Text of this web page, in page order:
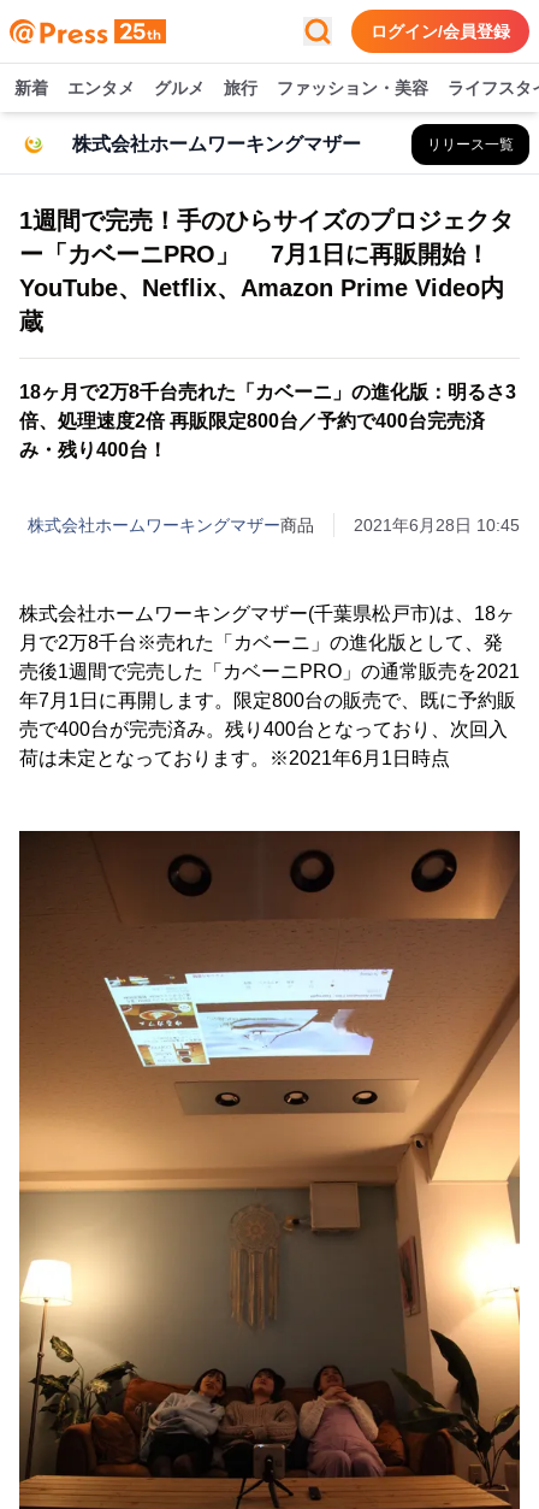
ログイン/会員登録
新着 エンタメ グルメ 旅行 ファッション・美容 ライフスタ
株式会社ホームワーキングマザー リリース一覧
1週間で完売！手のひらサイズのプロジェクタ
ー「カベーニPRO」 7月1日に再販開始！
YouTube、Netflix、Amazon Prime Video内
蔵
18ヶ月で2万8千台売れた「カベーニ」の進化版：明るさ3
倍、処理速度2倍 再販限定800台／予約で400台完売済
み・残り400台！
株式会社ホームワーキングマザー商品 2021年6月28日 10:45
株式会社ホームワーキングマザー(千葉県松戸市)は、18ヶ
月で2万8千台※売れた「カベーニ」の進化版として、発
売後1週間で完売した「カベーニPRO」の通常販売を2021
年7月1日に再開します。限定800台の販売で、既に予約販
売で400台が完売済み。残り400台となっており、次回入
荷は未定となっております。※2021年6月1日時点